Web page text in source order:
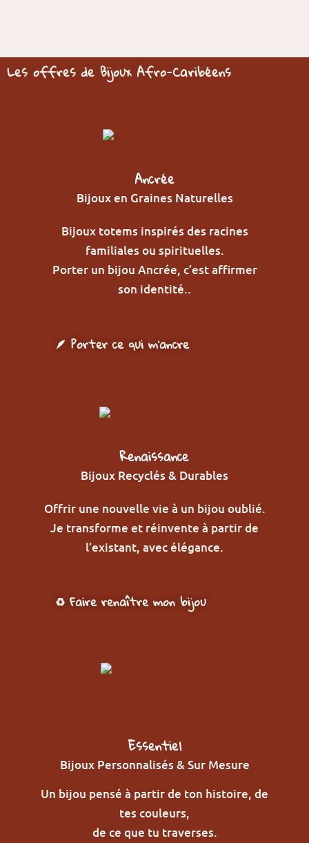
Les offres de Bijoux Afro-Caribéens
Ancrée
Bijoux en Graines Naturelles
Bijoux totems inspirés des racines
familiales ou spirituelles.
Porter un bijou Ancrée, c’est affirmer
son identité..
🪶 Porter ce qui m’ancre
Renaissance
Bijoux Recyclés & Durables
Offrir une nouvelle vie à un bijou oublié.
Je transforme et réinvente à partir de
l’existant, avec élégance.
♻️ Faire renaître mon bijou
Essentiel
Bijoux Personnalisés & Sur Mesure
Un bijou pensé à partir de ton histoire, de
tes couleurs,
de ce que tu traverses.